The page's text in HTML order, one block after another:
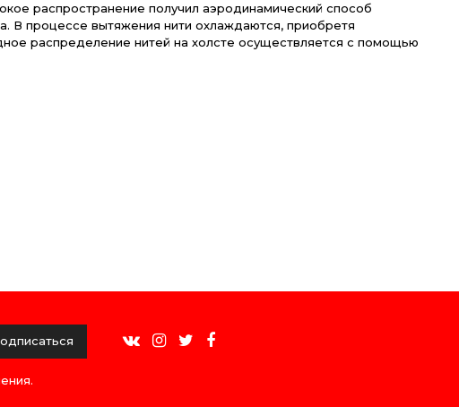
распространение получил аэродинамический способ
В процессе вытяжения нити охлаждаются, приобретя
распределение нитей на холсте осуществляется с помощью